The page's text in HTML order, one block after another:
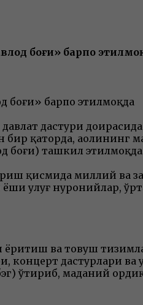
боғи» барпо
боғи» барпо этилмоқда
дастури
қаторда, аҳолининг
боғи) ташкил
қисмида миллий
ёши улуғ нуронийлар,
ва товуш
концерт дастурлари
ўтириб, маданий